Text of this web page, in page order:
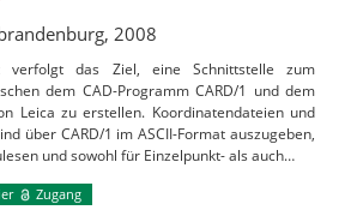
2008
verfolgt das Ziel, eine Schnittstelle zum
dem CAD-Programm CARD/1 und dem
Leica zu erstellen. Koordinatendateien und
über CARD/1 im ASCII-Format auszugeben,
und sowohl für Einzelpunkt- als auch…
Zugang